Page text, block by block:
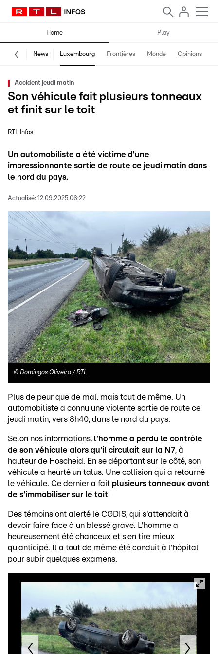
Home Play
News Luxembourg Frontières Monde Opinions
Accident jeudi matin
Son véhicule fait plusieurs tonneaux
et finit sur le toit
RTL Infos
Un automobiliste a été victime d'une
impressionnante sortie de route ce jeudi matin dans
le nord du pays.
Actualisé: 12.09.2025 06:22
© Domingos Oliveira / RTL
Plus de peur que de mal, mais tout de même. Un
automobiliste a connu une violente sortie de route ce
jeudi matin, vers 8h40, dans le nord du pays.
Selon nos informations, l'homme a perdu le contrôle
de son véhicule alors qu'il circulait sur la N7, à
hauteur de Hoscheid. En se déportant sur le côté, son
véhicule a heurté un talus. Une collision qui a retourné
le véhicule. Ce dernier a fait plusieurs tonneaux avant
de s'immobiliser sur le toit.
Des témoins ont alerté le CGDIS, qui s'attendait à
devoir faire face à un blessé grave. L'homme a
heureusement été chanceux et s'en tire mieux
qu'anticipé. Il a tout de même été conduit à l'hôpital
pour subir quelques examens.